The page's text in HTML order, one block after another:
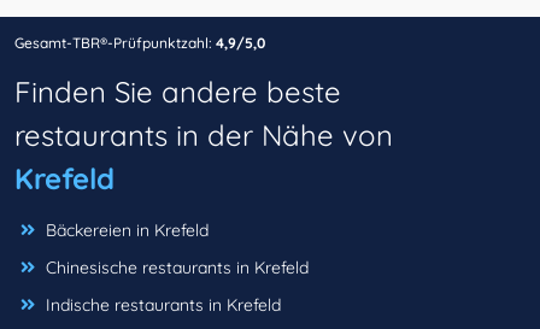
Gesamt-TBR®-Prüfpunktzahl: 4,9/5,0
Finden Sie andere beste
restaurants in der Nähe von
Krefeld
Bäckereien in Krefeld
Chinesische restaurants in Krefeld
Indische restaurants in Krefeld